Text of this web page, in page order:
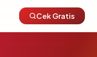
Cek Gratis